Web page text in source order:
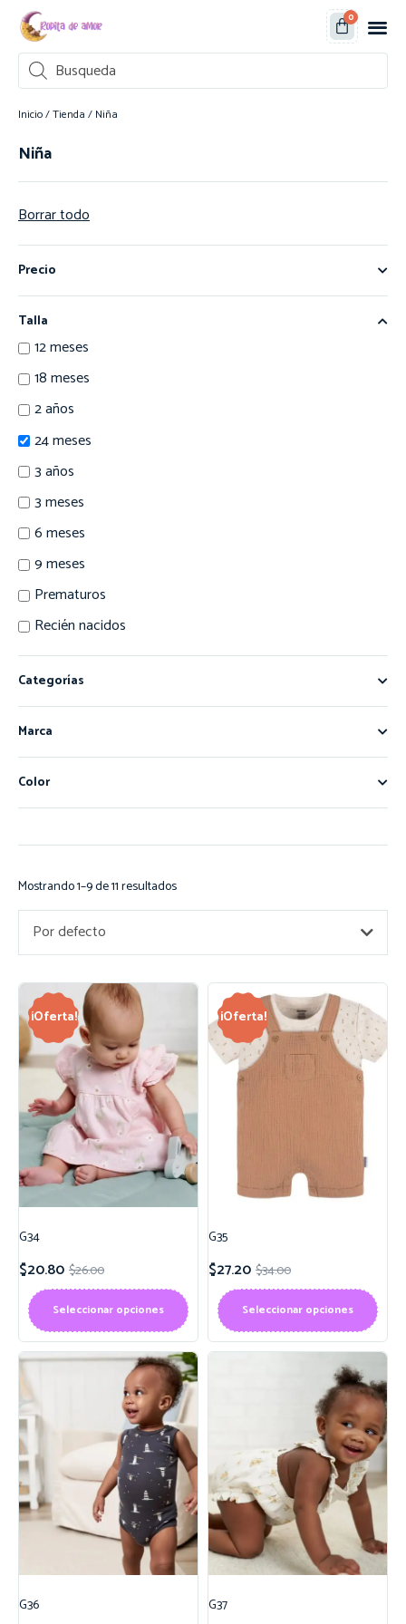
0
Inicio/Tienda / Niña
Niña
Borrar todo
Precio
Talla
12 meses
18 meses
2 años
24 meses
3 años
3 meses
6 meses
9 meses
Prematuros
Recién nacidos
Categorías
Marca
Color
Mostrando 1–9 de 11 resultados
Por defecto
¡Oferta!
G34
$26.00
$20.80
Seleccionar opciones
¡Oferta!
G35
$34.00
$27.20
Seleccionar opciones
G36 G37